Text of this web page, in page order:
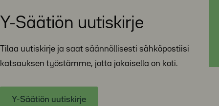
Y-Säätiön uutiskirje
Tilaa uutiskirje ja saat säännöllisesti sähköpostiisi
katsauksen työstämme, jotta jokaisella on koti.
Y-Säätiön uutiskirje